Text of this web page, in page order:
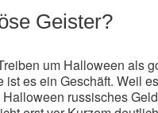
Geister?
um Halloween als
es ein Geschäft. Weil
russisches